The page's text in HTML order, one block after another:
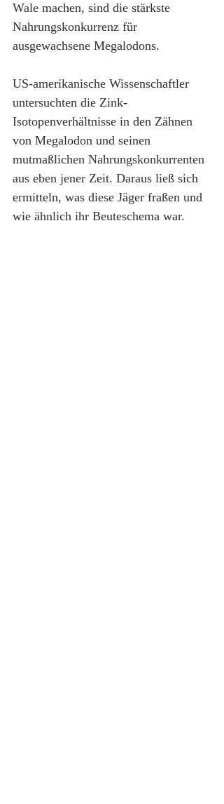
Wale machen, sind die stärkste
Nahrungskonkurrenz für
ausgewachsene Megalodons.
US-amerikanische Wissenschaftler
untersuchten die Zink-
Isotopenverhältnisse in den Zähnen
von Megalodon und seinen
mutmaßlichen Nahrungskonkurrenten
aus eben jener Zeit. Daraus ließ sich
ermitteln, was diese Jäger fraßen und
wie ähnlich ihr Beuteschema war.